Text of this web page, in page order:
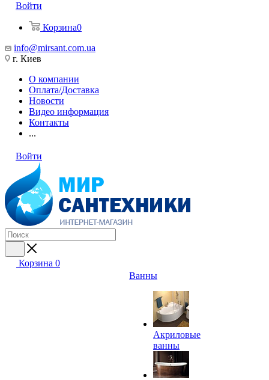
Войти
Корзина0
info@mirsant.com.ua
г. Киев
О компании
Оплата/Доставка
Новости
Видео информация
Контакты
...
Войти
Корзина 0
Ванны
Акриловые
ванны